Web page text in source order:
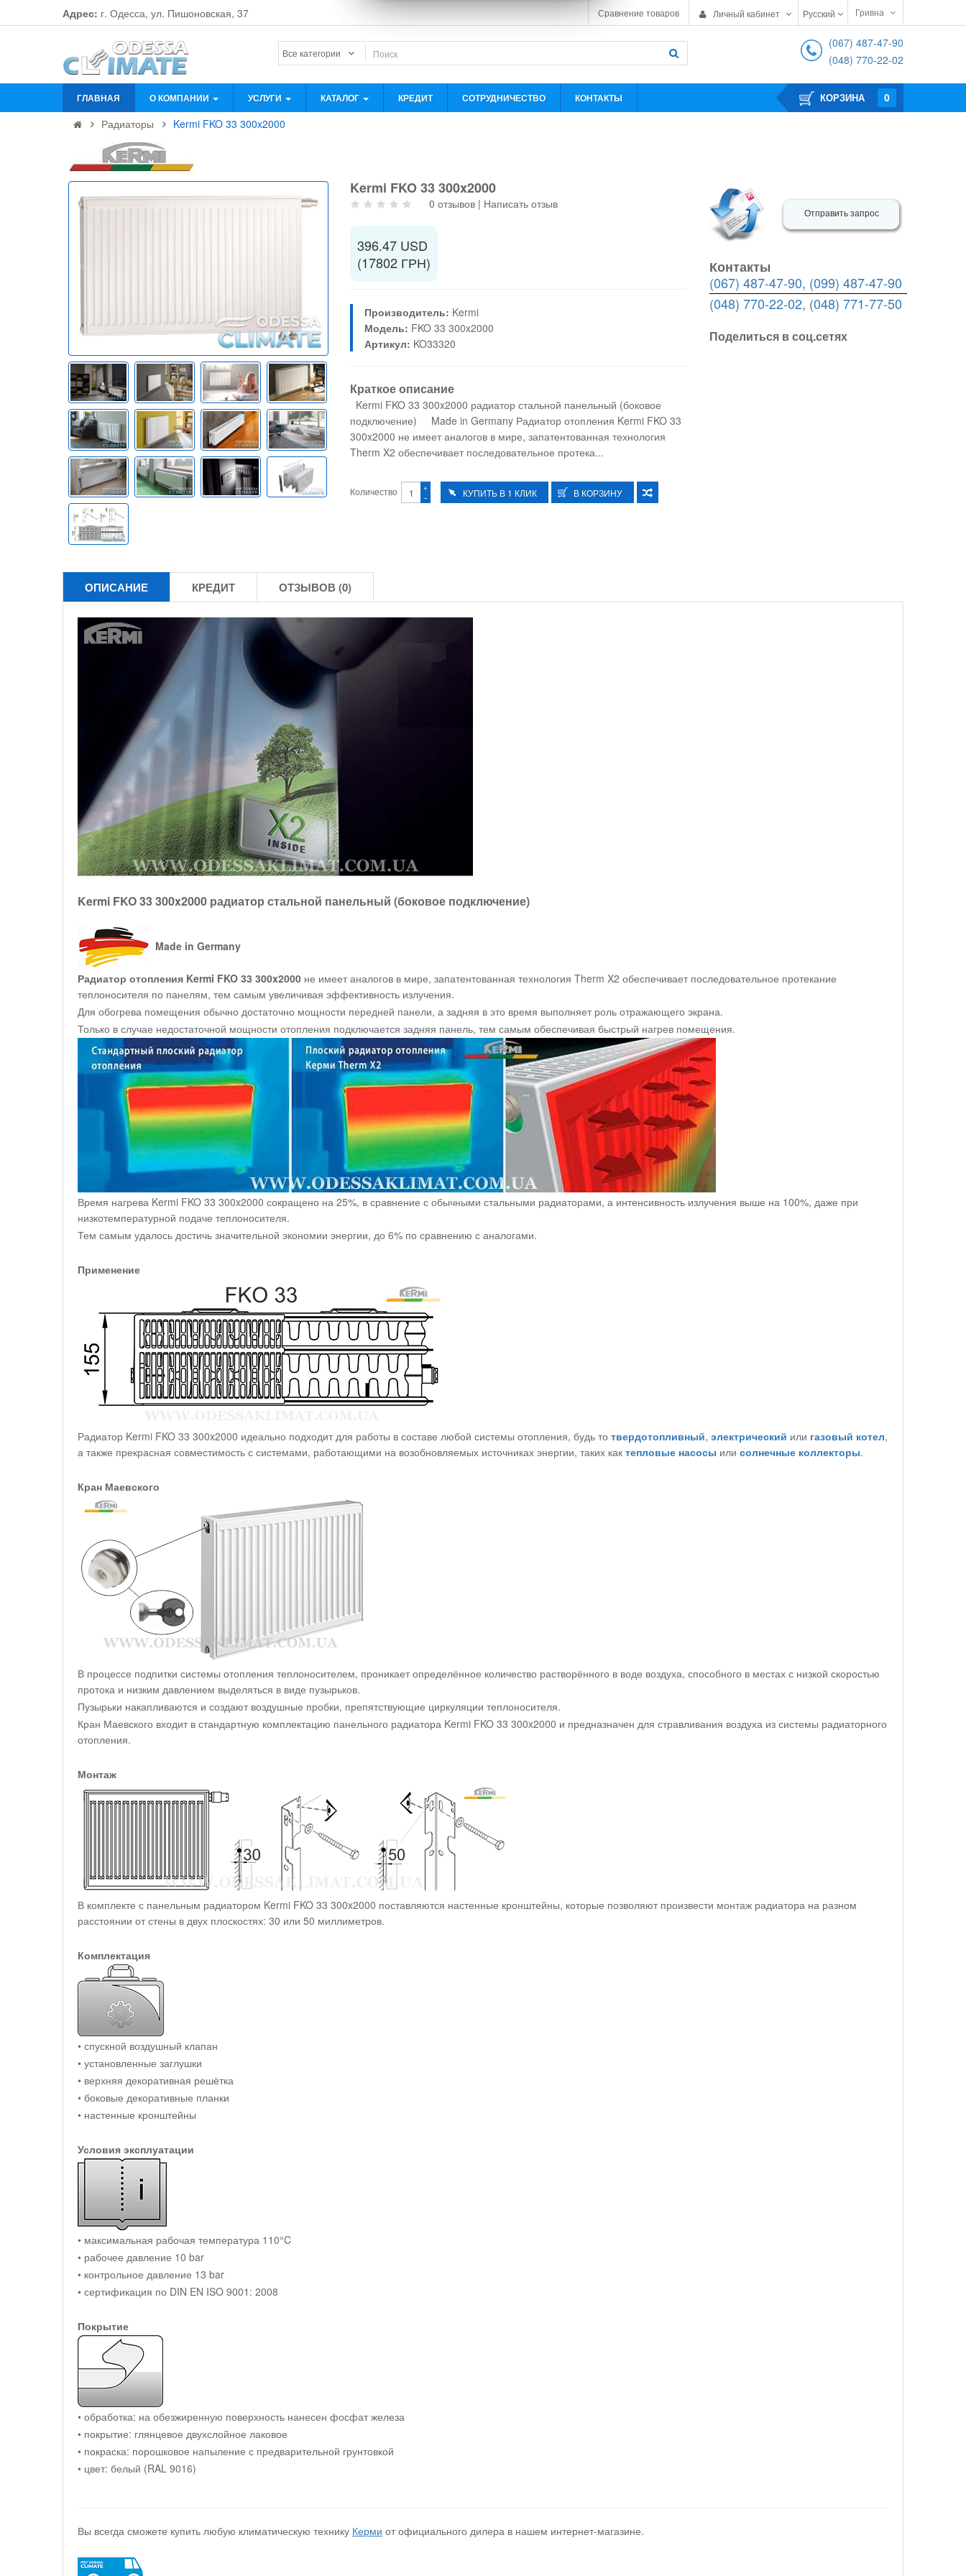
Адрес: г. Одесса, ул. Пишоновская, 37 Сравнение товаров Личный кабинет Гривна
Русский
(067) 487-47-90
(048) 770-22-02
ГЛАВНАЯ О КОМПАНИИ УСЛУГИ КАТАЛОГ КРЕДИТ СОТРУДНИЧЕСТВО КОНТАКТЫ КОРЗИНА
0
Радиаторы
Kermi FKO 33 300x2000
Kermi FKO 33 300x2000
0 отзывов | Написать отзыв
396.47 USD
(17802 ГРН)
Производитель: Kermi
Модель: FKO 33 300x2000
Артикул: KO33320
Краткое описание
Kermi FKO 33 300x2000 радиатор стальной панельный (боковое
подключение) Made in Germany Радиатор отопления Kermi FKO 33
300x2000 не имеет аналогов в мире, запатентованная технология
Therm X2 обеспечивает последовательное протека...
Количество -
+
Отправить запрос
Контакты
(067) 487-47-90, (099) 487-47-90
(048) 770-22-02, (048) 771-77-50
Поделиться в соц.сетях
ОПИСАНИЕ КРЕДИТ ОТЗЫВОВ (0)
Kermi FKO 33 300x2000 радиатор стальной панельный (боковое подключение)
Made in Germany
Радиатор отопления Kermi FKO 33 300x2000 не имеет аналогов в мире, запатентованная технология Therm X2 обеспечивает последовательное протекание
теплоносителя по панелям, тем самым увеличивая эффективность излучения.
Для обогрева помещения обычно достаточно мощности передней панели, а задняя в это время выполняет роль отражающего экрана.
Только в случае недостаточной мощности отопления подключается задняя панель, тем самым обеспечивая быстрый нагрев помещения.
Время нагрева Kermi FKO 33 300x2000 сокращено на 25%, в сравнение с обычными стальными радиаторами, а интенсивность излучения выше на 100%, даже при
низкотемпературной подаче теплоносителя.
Тем самым удалось достичь значительной экономии энергии, до 6% по сравнению с аналогами.
Применение
Радиатор Kermi FKO 33 300x2000 идеально подходит для работы в составе любой системы отопления, будь то твердотопливный, электрический или газовый котел,
а также прекрасная совместимость с системами, работающими на возобновляемых источниках энергии, таких как тепловые насосы или солнечные коллекторы.
Кран Маевского
В процессе подпитки системы отопления теплоносителем, проникает определённое количество растворённого в воде воздуха, способного в местах с низкой скоростью
протока и низким давлением выделяться в виде пузырьков.
Пузырьки накапливаются и создают воздушные пробки, препятствующие циркуляции теплоносителя.
Кран Маевского входит в стандартную комплектацию панельного радиатора Kermi FKO 33 300x2000 и предназначен для стравливания воздуха из системы радиаторного
отопления.
Монтаж
В комплекте с панельным радиатором Kermi FKO 33 300x2000 поставляются настенные кронштейны, которые позволяют произвести монтаж радиатора на разном
расстоянии от стены в двух плоскостях: 30 или 50 миллиметров.
Комплектация
• спускной воздушный клапан
• установленные заглушки
• верхняя декоративная решётка
• боковые декоративные планки
• настенные кронштейны
Условия эксплуатации
• максимальная рабочая температура 110°C
• рабочее давление 10 bar
• контрольное давление 13 bar
• сертификация по DIN EN ISO 9001: 2008
Покрытие
• обработка: на обезжиренную поверхность нанесен фосфат железа
• покрытие: глянцевое двухслойное лаковое
• покраска: порошковое напыление с предварительной грунтовкой
• цвет: белый (RAL 9016)
Вы всегда сможете купить любую климатическую технику Керми от официального дилера в нашем интернет-магазине.